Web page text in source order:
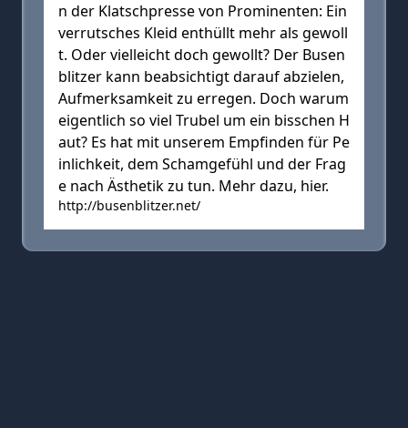
n der Klatschpresse von Prominenten: Ein
verrutsches Kleid enthüllt mehr als gewoll
t. Oder vielleicht doch gewollt? Der Busen
blitzer kann beabsichtigt darauf abzielen,
Aufmerksamkeit zu erregen. Doch warum
eigentlich so viel Trubel um ein bisschen H
aut? Es hat mit unserem Empfinden für Pe
inlichkeit, dem Schamgefühl und der Frag
e nach Ästhetik zu tun. Mehr dazu, hier.
http://busenblitzer.net/